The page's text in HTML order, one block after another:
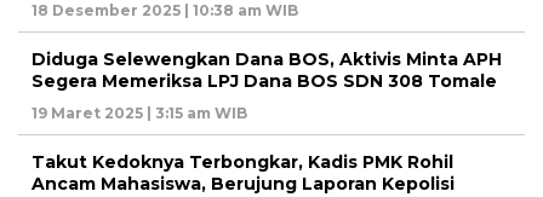
18 Desember 2025 | 10:38 am WIB
Diduga Selewengkan Dana BOS, Aktivis Minta APH
Segera Memeriksa LPJ Dana BOS SDN 308 Tomale
19 Maret 2025 | 3:15 am WIB
Takut Kedoknya Terbongkar, Kadis PMK Rohil
Ancam Mahasiswa, Berujung Laporan Kepolisi